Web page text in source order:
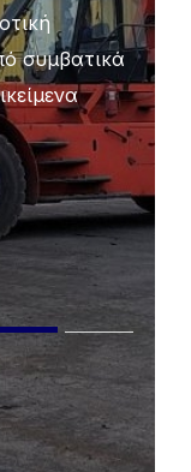
συμβατικά